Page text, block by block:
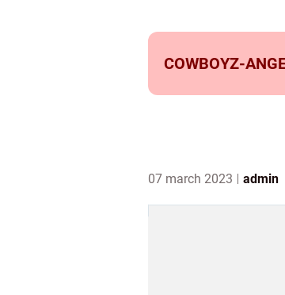
COWBOYZ-
07 march 2023 admin